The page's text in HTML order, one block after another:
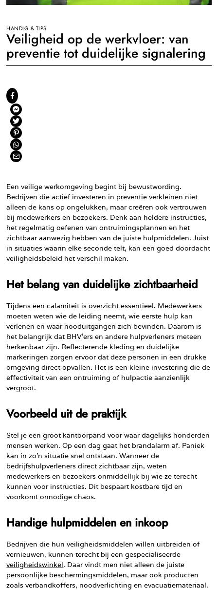
HANDIG & TIPS
Veiligheid op de werkvloer: van
preventie tot duidelijke signalering
Een veilige werkomgeving begint bij bewustwording.
Bedrijven die actief investeren in preventie verkleinen niet
alleen de kans op ongelukken, maar creëren ook vertrouwen
bij medewerkers en bezoekers. Denk aan heldere instructies,
het regelmatig oefenen van ontruimingsplannen en het
zichtbaar aanwezig hebben van de juiste hulpmiddelen. Juist
in situaties waarin elke seconde telt, kan een goed doordacht
veiligheidsbeleid het verschil maken.
Het belang van duidelijke zichtbaarheid
Tijdens een calamiteit is overzicht essentieel. Medewerkers
moeten weten wie de leiding neemt, wie eerste hulp kan
verlenen en waar nooduitgangen zich bevinden. Daarom is
het belangrijk dat BHV’ers en andere hulpverleners meteen
herkenbaar zijn. Reflecterende kleding en duidelijke
markeringen zorgen ervoor dat deze personen in een drukke
omgeving direct opvallen. Het is een kleine investering die de
effectiviteit van een ontruiming of hulpactie aanzienlijk
vergroot.
Voorbeeld uit de praktijk
Stel je een groot kantoorpand voor waar dagelijks honderden
mensen werken. Op een dag gaat het brandalarm af. Paniek
kan in zo’n situatie snel ontstaan. Wanneer de
bedrijfshulpverleners direct zichtbaar zijn, weten
medewerkers en bezoekers onmiddellijk bij wie ze terecht
kunnen voor instructies. Dit bespaart kostbare tijd en
voorkomt onnodige chaos.
Handige hulpmiddelen en inkoop
Bedrijven die hun veiligheidsmiddelen willen uitbreiden of
vernieuwen, kunnen terecht bij een gespecialiseerde
veiligheidswinkel. Daar vindt men niet alleen de juiste
persoonlijke beschermingsmiddelen, maar ook producten
zoals verbandkoffers, noodverlichting en evacuatiemateriaal.